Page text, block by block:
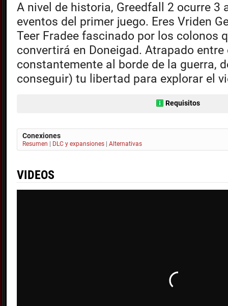
A nivel de historia, Greedfall 2 ocurre 3
eventos del primer juego. Eres Vriden
Teer Fradee fascinado por los colonos
convertirá en Doneigad. Atrapado
constantemente al borde de la guerra,
conseguir) tu libertad para explorar el
Requisitos
Conexiones
Resumen DLC y expansiones Alternativas
VIDEOS